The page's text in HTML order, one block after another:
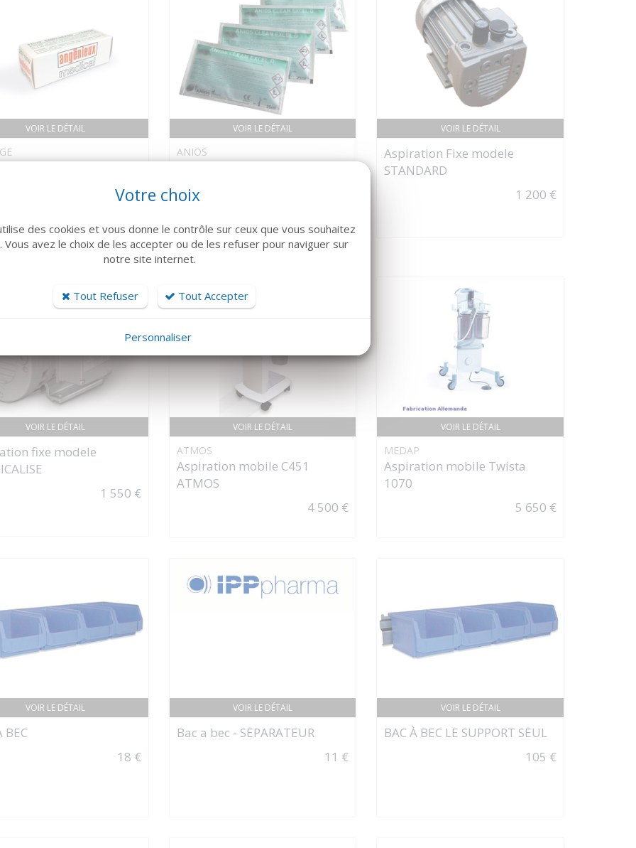
VOIR LE DÉTAIL
378 €
VOIR LE DÉTAIL
ANIOS
25 ml x 50
55 €
VOIR LE DÉTAIL
Aspiration Fixe modele
STANDARD
1 200 €
VOIR LE DÉTAIL
fixe modele
1 550 €
VOIR LE DÉTAIL
ATMOS
Aspiration mobile C451
ATMOS
4 500 €
VOIR LE DÉTAIL
MEDAP
Aspiration mobile Twista
1070
5 650 €
VOIR LE DÉTAIL
BEC
18 €
VOIR LE DÉTAIL
Bac a bec - SEPARATEUR
11 €
VOIR LE DÉTAIL
BAC À BEC LE SUPPORT SEUL
105 €
Votre choix
des cookies et vous donne le contrôle sur ceux que vous souhaitez
Vous avez le choix de les accepter ou de les refuser pour naviguer sur
notre site internet.
Tout Refuser Tout Accepter
Personnaliser